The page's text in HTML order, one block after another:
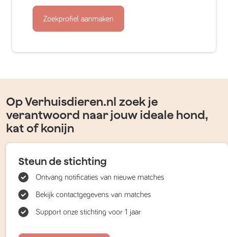
Zoekprofiel aanmaken
Op Verhuisdieren.nl zoek je
verantwoord naar jouw ideale hond,
kat of konijn
Steun de stichting
Ontvang notificaties van nieuwe matches
Bekijk contactgegevens van matches
Support onze stichting voor 1 jaar